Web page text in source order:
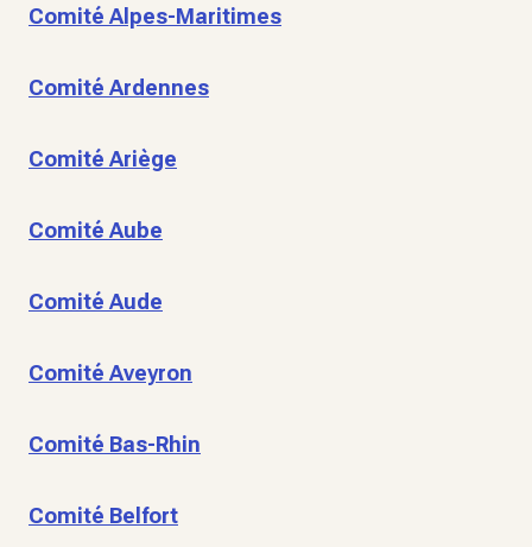
Comité Alpes-Maritimes
Comité Ardennes
Comité Ariège
Comité Aube
Comité Aude
Comité Aveyron
Comité Bas-Rhin
Comité Belfort